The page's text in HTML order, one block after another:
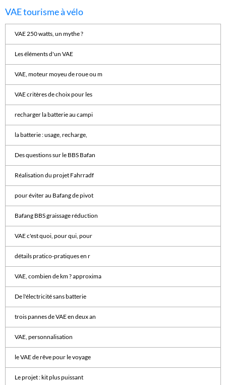
VAE tourisme à vélo
VAE 250 watts, un mythe ?
Les éléments d'un VAE
VAE, moteur moyeu de roue ou m
VAE critères de choix pour les
recharger la batterie au campi
la batterie : usage, recharge,
Des questions sur le BBS Bafan
Réalisation du projet Fahrradf
pour éviter au Bafang de pivot
Bafang BBS graissage réduction
VAE c'est quoi, pour qui, pour
détails pratico-pratiques en r
VAE, combien de km ? approxima
De l'électricité sans batterie
trois pannes de VAE en deux an
VAE, personnalisation
le VAE de rêve pour le voyage
Le projet : kit plus puissant